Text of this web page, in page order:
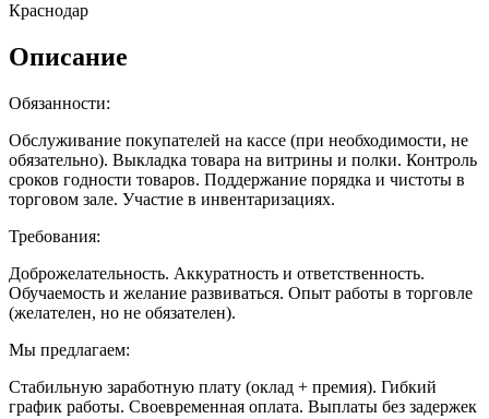
Краснодар
Описание
Обязанности:
Обслуживание покупателей на кассе (при необходимости, не
обязательно). Выкладка товара на витрины и полки. Контроль
сроков годности товаров. Поддержание порядка и чистоты в
торговом зале. Участие в инвентаризациях.
Требования:
Доброжелательность. Аккуратность и ответственность.
Обучаемость и желание развиваться. Опыт работы в торговле
(желателен, но не обязателен).
Мы предлагаем:
Стабильную заработную плату (оклад + премия). Гибкий
график работы. Своевременная оплата. Выплаты без задержек